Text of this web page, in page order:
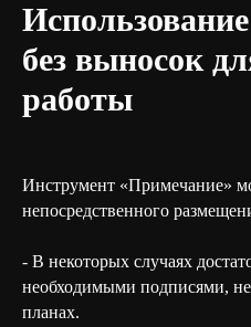
без выносок
работы
Инструмент «Примечание»
непосредственного
- В некоторых случаях
необходимыми подписями,
планах.